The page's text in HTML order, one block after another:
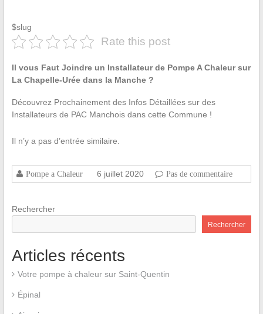
$slug
Rate this post
Il vous Faut Joindre un Installateur de Pompe A Chaleur sur
La Chapelle-Urée dans la Manche ?
Découvrez Prochainement des Infos Détaillées sur des
Installateurs de PAC Manchois dans cette Commune !
Il n’y a pas d’entrée similaire.
Pompe a Chaleur 6 juillet 2020 Pas de commentaire
Rechercher
Rechercher
Articles récents
Votre pompe à chaleur sur Saint-Quentin
Épinal